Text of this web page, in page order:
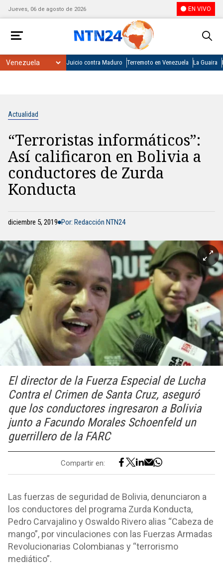
Jueves, 06 de agosto de 2026 EN VIVO
Juicio contra Maduro Terremoto en Venezuela La Guaira
Actualidad
“Terroristas informáticos”:
Así calificaron en Bolivia a
conductores de Zurda
Konducta
diciembre 5, 2019 Por: Redacción NTN24
El director de la Fuerza Especial de Lucha
Contra el Crimen de Santa Cruz, aseguró
que los conductores ingresaron a Bolivia
junto a Facundo Morales Schoenfeld un
guerrillero de la FARC
Compartir en:
Las fuerzas de seguridad de Bolivia, denunciaron a
los conductores del programa Zurda Konducta,
Pedro Carvajalino y Oswaldo Rivero alias “Cabeza de
mango”, por vinculaciones con las Fuerzas Armadas
Revolucionarias Colombianas y “terrorismo
mediático”.